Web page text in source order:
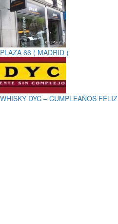
PLAZA 66 ( MADRID )
WHISKY DYC – CUMPLEAÑOS FELIZ